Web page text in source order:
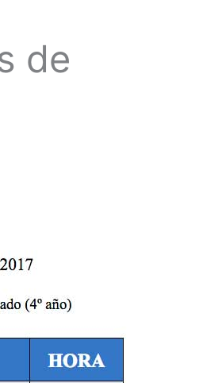
de